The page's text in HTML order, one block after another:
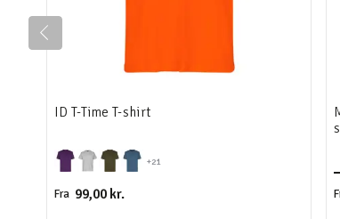
+21
ID T-Time T-shirt
Fra 99,00 kr.